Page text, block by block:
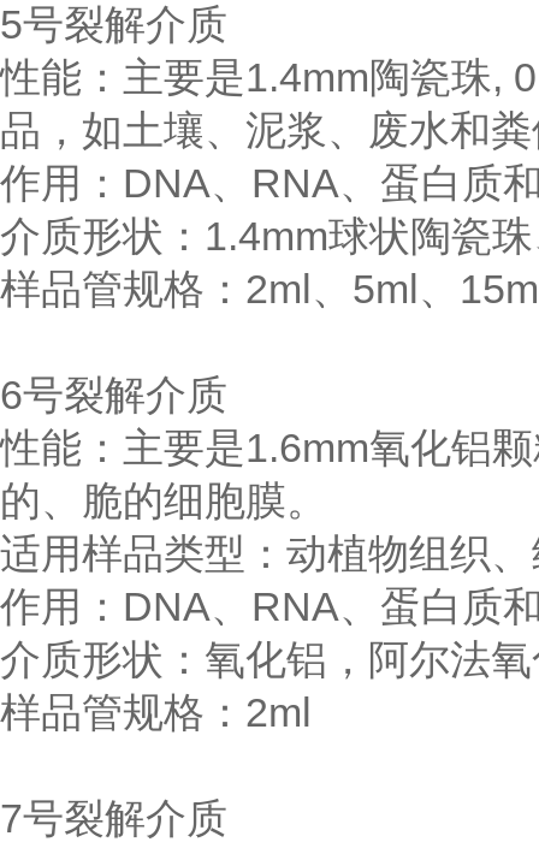
5号裂解介质
性能：主要是1.4mm陶瓷珠,
品，如土壤、泥浆、废水和
作用：DNA、RNA、蛋白质
介质形状：1.4mm球状陶瓷
样品管规格：2ml、5ml、
6号裂解介质
性能：主要是1.6mm氧化铝
的、脆的细胞膜。
适用样品类型：动植物组织
作用：DNA、RNA、蛋白质
介质形状：氧化铝，阿尔法
样品管规格：2ml
7号裂解介质